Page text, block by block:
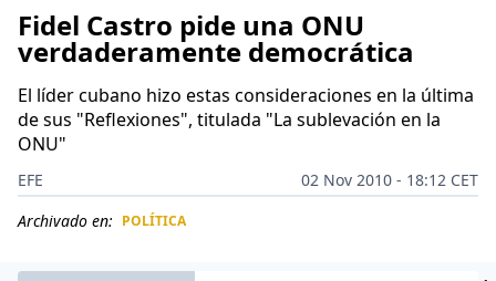
Fidel Castro pide una ONU
verdaderamente democrática
El líder cubano hizo estas consideraciones en la última
de sus "Reflexiones", titulada "La sublevación en la
ONU"
EFE
02 Nov 2010 - 18:12 CET
Archivado en: POLÍTICA